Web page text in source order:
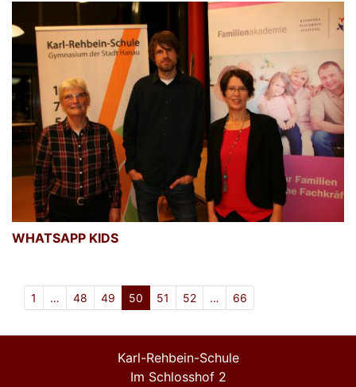
WHATSAPP KIDS
1 … 48 49 50 51 52 … 66
Karl-Rehbein-Schule
Im Schlosshof 2